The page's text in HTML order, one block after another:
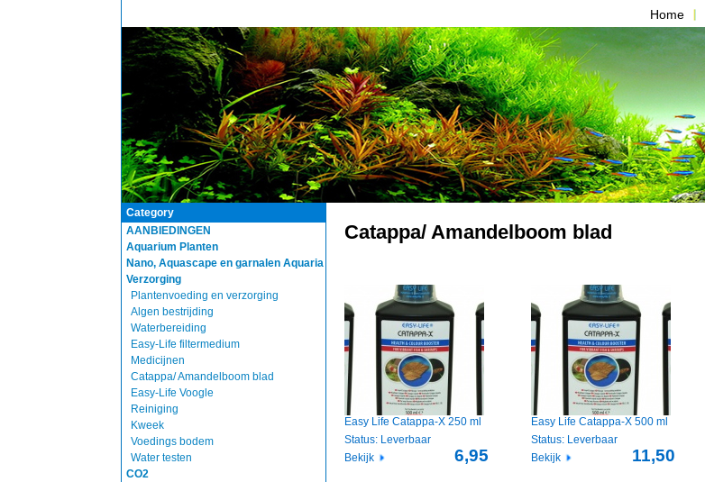
Home
Category
AANBIEDINGEN
Aquarium Planten
Nano, Aquascape en garnalen Aquaria
Verzorging
Plantenvoeding en verzorging
Algen bestrijding
Waterbereiding
Easy-Life filtermedium
Medicijnen
Catappa/ Amandelboom blad
Easy-Life Voogle
Reiniging
Kweek
Voedings bodem
Water testen
CO2
Catappa/ Amandelboom blad
Easy Life Catappa-X 250 ml
6,95
Status: Leverbaar
Bekijk
Easy Life Catappa-X 500 ml
11,50
Status: Leverbaar
Bekijk